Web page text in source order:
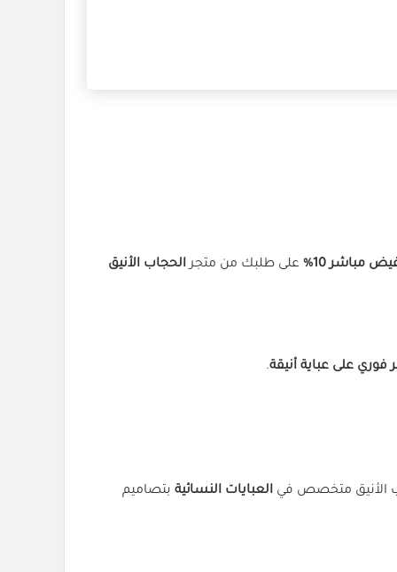
مباشر 10% على طلبك من متجرالحجاب الأنيق
فوري على عباية أنيقة.
الأنيق متخصص في العبايات النسائية بتصاميم